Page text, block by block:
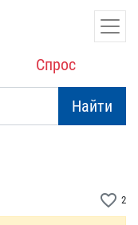
Спрос
Найти
favorite_border 2